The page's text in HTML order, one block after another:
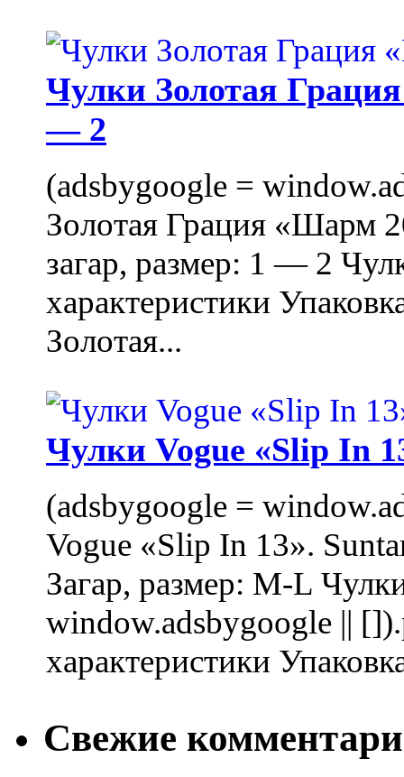
Чулки Золотая
— 2
(adsbygoogle =
Золотая Грация «Шарм
загар, размер: 1 — 2
характеристики
Золотая...
Чулки Vogue «Slip In
(adsbygoogle =
Vogue «Slip In 13».
Загар, размер: M-L
window.adsbygoogle ||
характеристики
Свежие